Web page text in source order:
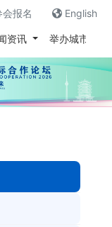
会报名 English
资讯 举办城市